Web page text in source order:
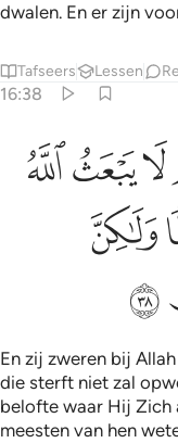
dwalen. En er zijn
Tafseers Lessen
16:38
بلى وعدا عليه حقا
يَمُوتُ ۚ بَلَىٰ وَعْدًاﲗﲘﲙ
ﲡ
ﲦ
En zij zweren bij
die sterft niet zal
belofte waar Hij Zich
meesten van hen